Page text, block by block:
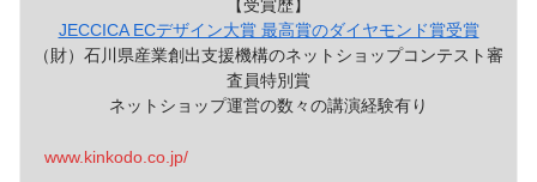
【受賞歴】
JECCICA ECデザイン大賞 最高賞のダイヤモンド賞受賞
（財）石川県産業創出支援機構のネットショップコンテスト審
査員特別賞
ネットショップ運営の数々の講演経験有り
www.kinkodo.co.jp/